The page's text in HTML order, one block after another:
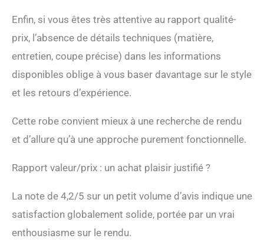
Enfin, si vous êtes très attentive au rapport qualité-
prix, l’absence de détails techniques (matière,
entretien, coupe précise) dans les informations
disponibles oblige à vous baser davantage sur le style
et les retours d’expérience.
Cette robe convient mieux à une recherche de rendu
et d’allure qu’à une approche purement fonctionnelle.
Rapport valeur/prix : un achat plaisir justifié ?
La note de 4,2/5 sur un petit volume d’avis indique une
satisfaction globalement solide, portée par un vrai
enthousiasme sur le rendu.